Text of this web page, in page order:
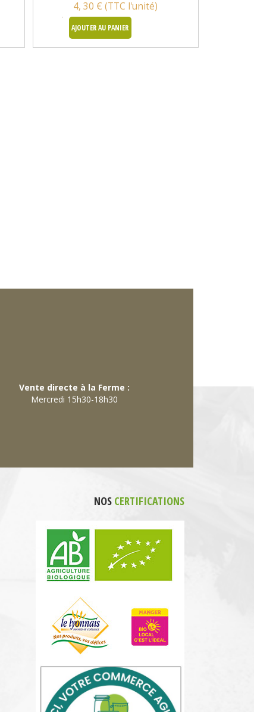
4, 30 € (TTC l'unité)
AJOUTER AU PANIER
Vente directe à la Ferme :
Mercredi 15h30-18h30
NOS CERTIFICATIONS